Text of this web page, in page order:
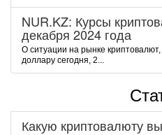
NUR.KZ: Курсы
декабря 2024 года
О ситуации на рынке
доллару сегодня, 2...
Какую криптовалюту